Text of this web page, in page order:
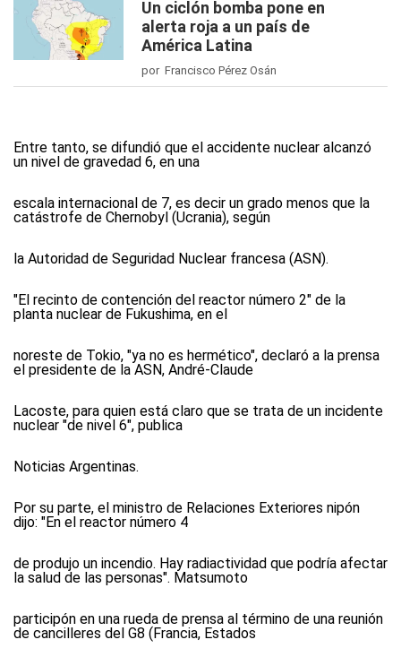
Un ciclón bomba pone en
alerta roja a un país de
América Latina
por Francisco Pérez Osán
Entre tanto, se difundió que el accidente nuclear alcanzó
un nivel de gravedad 6, en una
escala internacional de 7, es decir un grado menos que la
catástrofe de Chernobyl (Ucrania), según
la Autoridad de Seguridad Nuclear francesa (ASN).
"El recinto de contención del reactor número 2" de la
planta nuclear de Fukushima, en el
noreste de Tokio, "ya no es hermético", declaró a la prensa
el presidente de la ASN, André-Claude
Lacoste, para quien está claro que se trata de un incidente
nuclear "de nivel 6", publica
Noticias Argentinas.
Por su parte, el ministro de Relaciones Exteriores nipón
dijo: "En el reactor número 4
de produjo un incendio. Hay radiactividad que podría afectar
la salud de las personas". Matsumoto
participón en una rueda de prensa al término de una reunión
de cancilleres del G8 (Francia, Estados